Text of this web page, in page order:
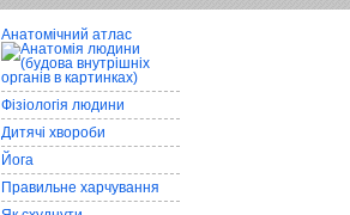
Анатомічний атлас
Фізіологія людини
Дитячі хвороби
Йога
Правильне харчування